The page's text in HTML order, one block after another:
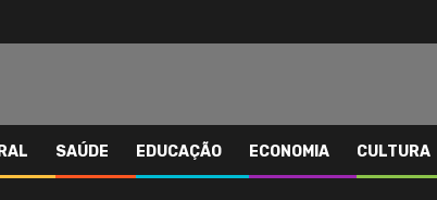
SAÚDE EDUCAÇÃO ECONOMIA CULTURA